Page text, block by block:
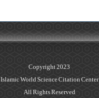
Copyright 2023
Islamic World Science Citation Center
All Rights Reserved